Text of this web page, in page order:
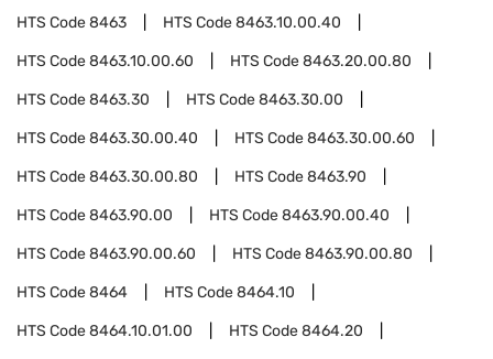
HTS Code8463 HTS Code8463.10.00.40
HTS Code8463.10.00.60 HTS Code8463.20.00.80
HTS Code8463.30 HTS Code8463.30.00
HTS Code8463.30.00.40 HTS Code8463.30.00.60
HTS Code8463.30.00.80 HTS Code8463.90
HTS Code8463.90.00 HTS Code8463.90.00.40
HTS Code8463.90.00.60 HTS Code8463.90.00.80
HTS Code8464 HTS Code8464.10
HTS Code8464.10.01.00 HTS Code8464.20